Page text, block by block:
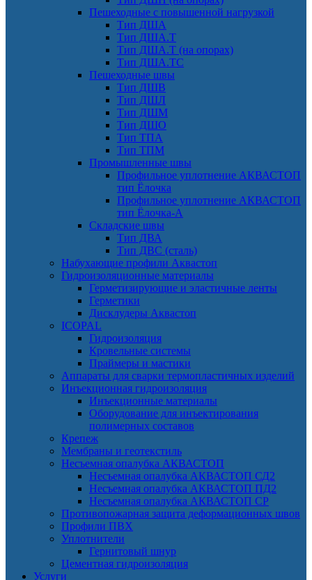
Пешеходные с повышенной нагрузкой
Тип ДША
Тип ДША.Т
Тип ДША.Т (на опорах)
Тип ДША.ТС
Пешеходные швы
Тип ДШВ
Тип ДШЛ
Тип ДШМ
Тип ДШО
Тип ТПА
Тип ТПМ
Промышленные швы
Профильное уплотнение АКВАСТОП
тип Ёлочка
Профильное уплотнение АКВАСТОП
тип Ёлочка-А
Складские швы
Тип ДВА
Тип ДВС (сталь)
Набухающие профили Аквастоп
Гидроизоляционные материалы
Герметизирующие и эластичные ленты
Герметики
Дисклудеры Аквастоп
ICOPAL
Гидроизоляция
Кровельные системы
Праймеры и мастики
Аппараты для сварки термопластичных изделий
Инъекционная гидроизоляция
Инъекционные материалы
Оборудование для инъектирования
полимерных составов
Крепеж
Мембраны и геотекстиль
Несъемная опалубка АКВАСТОП
Несъемная опалубка АКВАСТОП СД2
Несъемная опалубка АКВАСТОП ПД2
Несъемная опалубка АКВАСТОП СР
Противопожарная защита деформационных швов
Профили ПВХ
Уплотнители
Гернитовый шнур
Цементная гидроизоляция
Услуги